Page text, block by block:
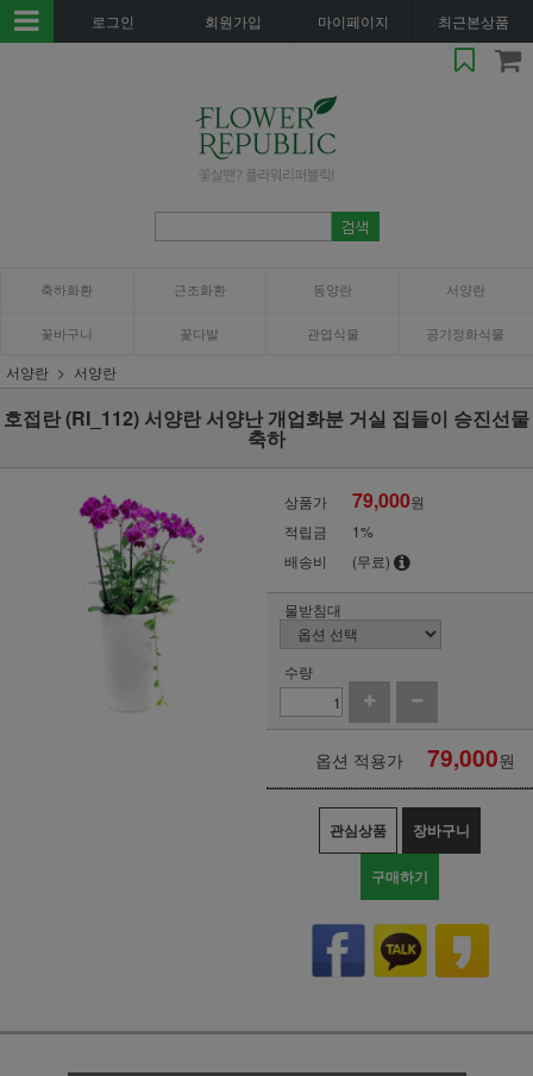
로그인 회원가입 마이페이지 최근본상품
축하화환 근조화환 동양란 서양란
꽃바구니 꽃다발 관엽식물 공기정화식물
서양란 서양란
호접란 (RI_112) 서양란 서양난 개업화분 거실 집들이 승진선물
축하
상품가 79,000원
적립금
1%
배송비
(무료)
물받침대
수량
옵션 적용가 79,000원
관심상품 장바구니
구매하기